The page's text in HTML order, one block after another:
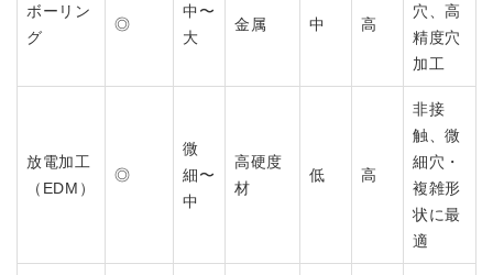
ボーリン
グ
◎
中〜
大
金属 中 高
穴、高
精度穴
加工
放電加工
（EDM）
◎
微
細〜
中
高硬度
材
低 高
非接
触、微
細穴・
複雑形
状に最
適